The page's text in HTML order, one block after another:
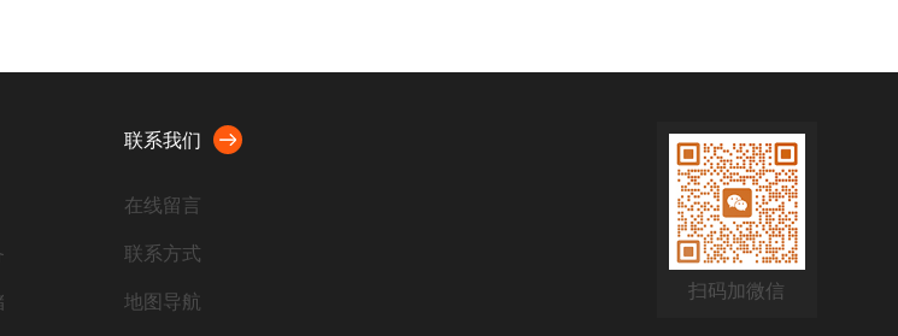
联系我们
在线留言
联系方式
地图导航
扫码加微信